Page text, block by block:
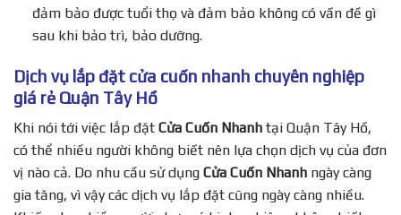
đảm bảo được tuổi thọ và đảm bảo không có vấn đề gì
sau khi bảo trì, bảo dưỡng.
Dịch vụ lắp đặt cửa cuốn nhanh chuyên nghiệp
giá rẻ Quận Tây Hồ
Khi nói tới việc lắp đặt Cửa Cuốn Nhanh tại Quận Tây Hồ,
có thể nhiều người không biết nên lựa chọn dịch vụ của đơn
vị nào cả. Do nhu cầu sử dụng Cửa Cuốn Nhanh ngày càng
gia tăng, vì vậy các dịch vụ lắp đặt cũng ngày càng nhiều.